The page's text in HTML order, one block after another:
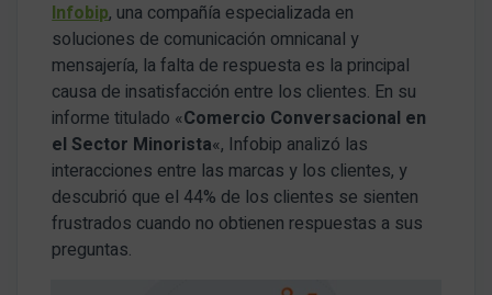
Infobip, una compañía especializada en
soluciones de comunicación omnicanal y
mensajería, la falta de respuesta es la principal
causa de insatisfacción entre los clientes. En su
informe titulado «Comercio Conversacional en
el Sector Minorista«, Infobip analizó las
interacciones entre las marcas y los clientes, y
descubrió que el 44% de los clientes se sienten
frustrados cuando no obtienen respuestas a sus
preguntas.